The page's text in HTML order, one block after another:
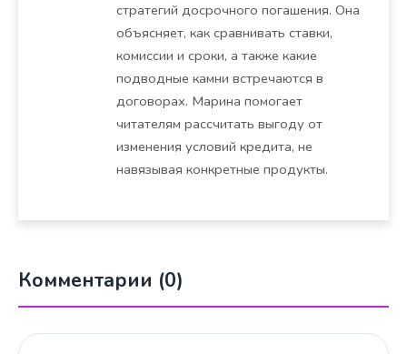
стратегий досрочного погашения. Она
объясняет, как сравнивать ставки,
комиссии и сроки, а также какие
подводные камни встречаются в
договорах. Марина помогает
читателям рассчитать выгоду от
изменения условий кредита, не
навязывая конкретные продукты.
Комментарии (0)